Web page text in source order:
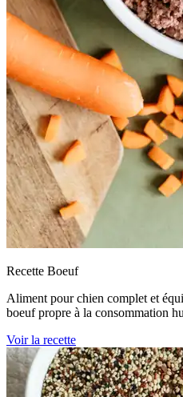
Recette Boeuf
Aliment pour chien complet et
boeuf propre à la consommation
Voir la recette